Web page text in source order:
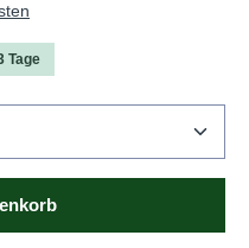
Tage
Wert ein